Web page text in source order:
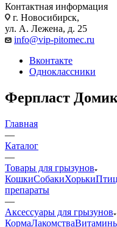
Контактная информация
г. Новосибирск,
ул. А. Лежена, д. 25
info@vip-pitomec.ru
Вконтакте
Одноклассники
Ферпласт
Главная
—
Каталог
—
Товары для грызунов
КошкиСобакиХорьки
препараты
—
Аксессуары для грызунов
КормаЛакомства